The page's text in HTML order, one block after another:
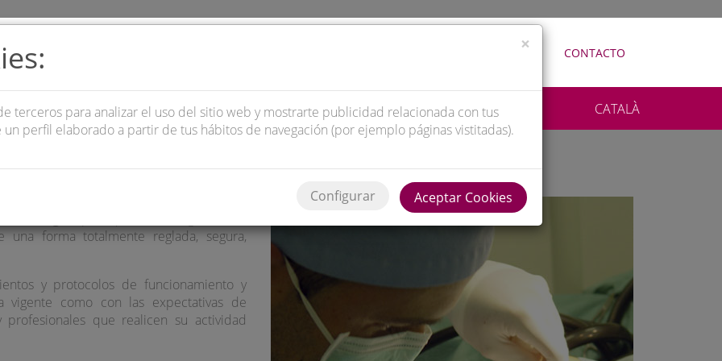
REDES Y MEDIOS CONTACTO
CATALÀ
en Barcelona
forma totalmente reglada, segura,
y protocolos de funcionamiento y
como con las expectativas de
que realicen su actividad
×
terceros para analizar el uso del sitio web y mostrarte publicidad relacionada con tus
perfil elaborado a partir de tus hábitos de navegación (por ejemplo páginas vistitadas).
Configurar Aceptar Cookies